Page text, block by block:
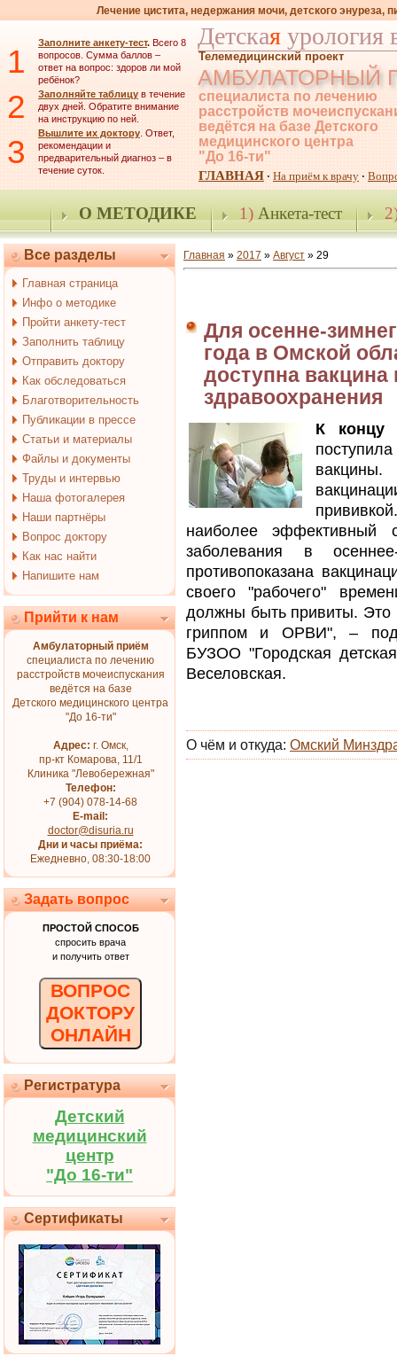
Лечение цистита, недержания мочи, детского энуреза,
1 Заполните анкету-тест. Всего 8
вопросов. Сумма баллов –
ответ на вопрос: здоров ли мой
ребёнок?
2 Заполняйте таблицу в течение
двух дней. Обратите внимание
на инструкцию по ней.
3 Вышлите их доктору. Ответ,
рекомендации и
предварительный диагноз – в
течение суток.
Детская урология
Телемедицинский проект
АМБУЛАТОРНЫЙ
специалиста по лечению
расстройств
ведётся на базе Детского
медицинского центра
"До 16-ти"
ГЛАВНАЯ · На приём к врачу ·
О МЕТОДИКЕ 1)Анкета-тест
Все разделы
Главная страница
Инфо о методике
Пройти анкету-тест
Заполнить таблицу
Отправить доктору
Как обследоваться
Благотворительность
Публикации в прессе
Статьи и материалы
Файлы и документы
Труды и интервью
Наша фотогалерея
Наши партнёры
Вопрос доктору
Как нас найти
Напишите нам
Прийти к нам
Амбулаторный приём
специалиста по лечению
расстройств мочеиспускания
ведётся на базе
Детского медицинского центра
"До 16-ти"
Адрес: г. Омск,
пр-кт Комарова, 11/1
Клиника "Левобережная"
Телефон:
+7 (904) 078-14-68
E-mail:
doctor@disuria.ru
Дни и часы приёма:
Ежедневно, 08:30-18:00
Задать вопрос
ПРОСТОЙ СПОСОБ
спросить врача
и получить ответ
ВОПРОС
ДОКТОРУ
ОНЛАЙН
Регистратура
Детский
медицинский
центр
"До 16-ти"
Сертификаты
Главная » 2017 » Август » 29
Для осенне-
года в Омской
доступна вакцина
здравоохранения
К концу
наиболее эффективный
заболевания в
противопоказана
своего "рабочего"
должны быть привиты. Это
гриппом и ОРВИ", –
БУЗОО "Городская
Веселовская.
О чём и откуда: Омский